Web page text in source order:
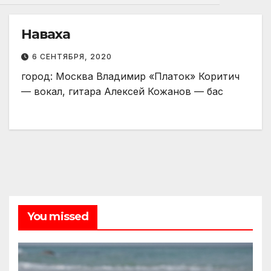
Наваха
6 СЕНТЯБРЯ, 2020
город: Москва Владимир «Платок» Коритич
— вокал, гитара Алексей Кожанов — бас
You missed